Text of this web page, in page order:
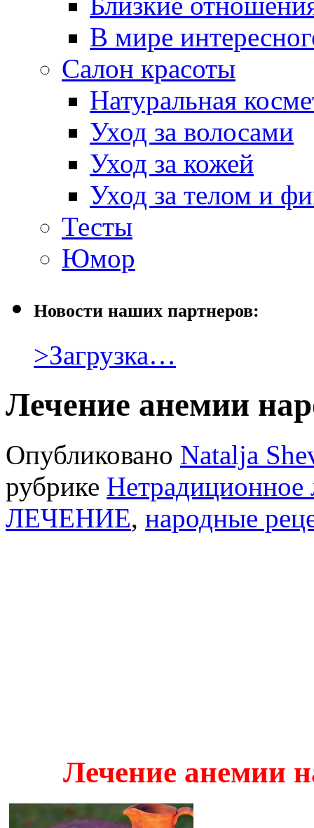
В мире
Салон красоты
Натуральная
Уход за волосами
Уход за кожей
Уход за телом и
Тесты
Юмор
Новости наших партнеров:
>Загрузка…
Лечение анемии
Опубликовано Natalja
рубрике Нетрадиционное
ЛЕЧЕНИЕ, народные
Лечение анемии